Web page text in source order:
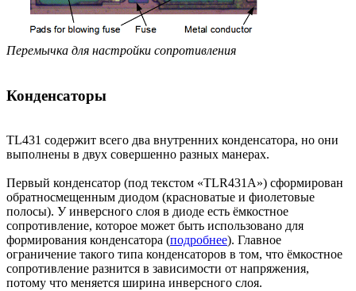
Перемычка для настройки сопротивления
Конденсаторы
TL431 содержит всего два внутренних конденсатора, но они
выполнены в двух совершенно разных манерах.
Первый конденсатор (под текстом «TLR431A») сформирован
обратносмещенным диодом (красноватые и фиолетовые
полосы). У инверсного слоя в диоде есть ёмкостное
сопротивление, которое может быть использовано для
формирования конденсатора (подробнее). Главное
ограничение такого типа конденсаторов в том, что ёмкостное
сопротивление разнится в зависимости от напряжения,
потому что меняется ширина инверсного слоя.